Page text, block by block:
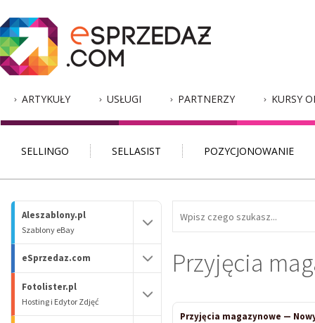
ARTYKUŁY USŁUGI PARTNERZY KURSY
SELLINGO SELLASIST POZYCJONOWANIE
Aleszablony.pl
Szablony eBay
eSprzedaz.com
Fotolister.pl
Hosting i Edytor Zdjęć
Przyjęcia
Przyjęcia magazynowe —